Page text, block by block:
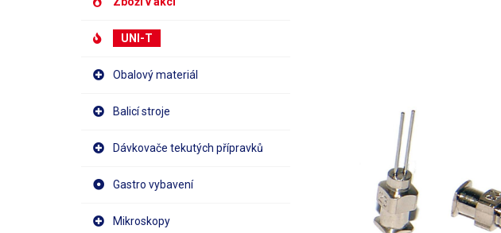
UNI-T
Obalový materiál
Balicí stroje
Dávkovače tekutých přípravků
Gastro vybavení
Mikroskopy